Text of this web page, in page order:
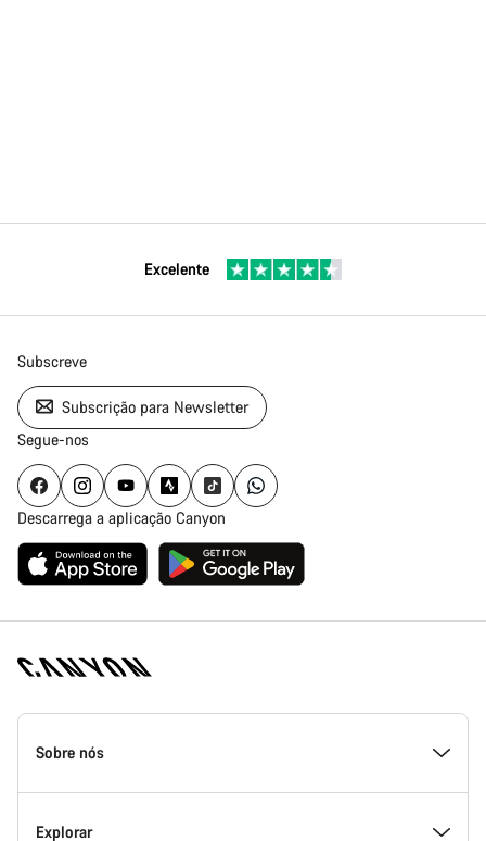
Excelente
Subscreve
Subscrição para Newsletter
Segue-nos
Descarrega a aplicação Canyon
Rodapé
inicial
Sobre nós
Dentro da Canyon
Explorar